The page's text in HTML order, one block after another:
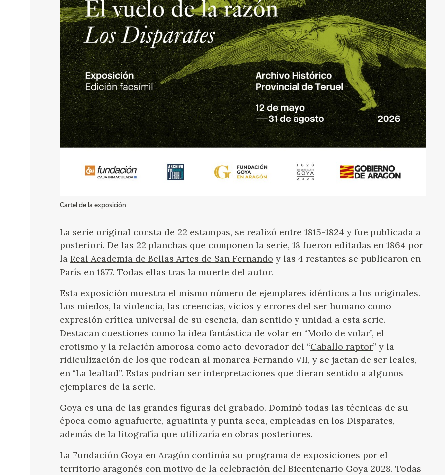
Cartel de la exposición
La serie original consta de 22 estampas, se realizó entre 1815-1824 y fue publicada a
posteriori. De las 22 planchas que componen la serie, 18 fueron editadas en 1864 por
la Real Academia de Bellas Artes de San Fernando y las 4 restantes se publicaron en
París en 1877. Todas ellas tras la muerte del autor.
Esta exposición muestra el mismo número de ejemplares idénticos a los originales.
Los miedos, la violencia, las creencias, vicios y errores del ser humano como
expresión crítica universal de su esencia, dan sentido y unidad a esta serie.
Destacan cuestiones como la idea fantástica de volar en “Modo de volar”, el
erotismo y la relación amorosa como acto devorador del “Caballo raptor” y la
ridiculización de los que rodean al monarca Fernando VII, y se jactan de ser leales,
en “La lealtad”. Estas podrían ser interpretaciones que dieran sentido a algunos
ejemplares de la serie.
Goya es una de las grandes figuras del grabado. Dominó todas las técnicas de su
época como aguafuerte, aguatinta y punta seca, empleadas en los Disparates,
además de la litografía que utilizaría en obras posteriores.
La Fundación Goya en Aragón continúa su programa de exposiciones por el
territorio aragonés con motivo de la celebración del Bicentenario Goya 2028. Todas